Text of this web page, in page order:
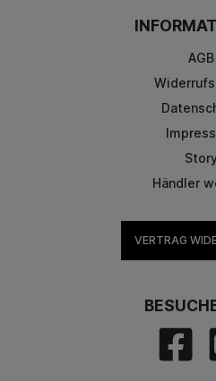
AGB
Händler
VERTRAG